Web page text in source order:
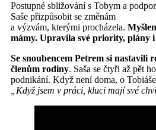
Postupné sbližování s Tobym a
Saše přizpůsobit se změnám
a výzvám, kterými procházela.
mámy. Upravila své priority, plány
Se snoubencem Petrem si nastavili
členům rodiny. Saša se čtyři až pět
podnikání. Když není doma, o
„Když jsem v práci, kluci mají své